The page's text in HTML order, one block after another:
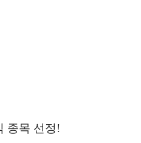
종목 선정!